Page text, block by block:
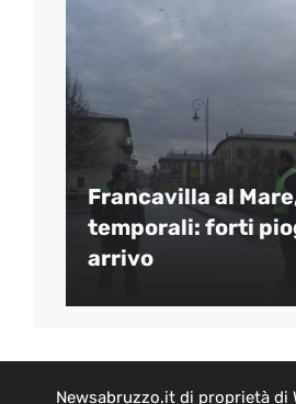
Francavilla al
temporali: forti
arrivo
Newsabruzzo.it di proprietà di